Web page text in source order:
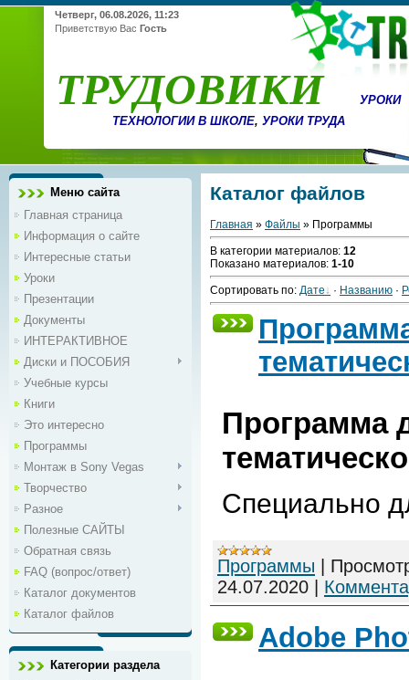
Четверг, 06.08.2026, 11:23
Приветствую Вас Гость
ТРУДОВИКИ
УРОКИ
ТЕХНОЛОГИИ В ШКОЛЕ, УРОКИ ТРУДА
Меню сайта
Главная страница
Информация о сайте
Интересные статьи
Уроки
Презентации
Документы
ИНТЕРАКТИВНОЕ
Диски и ПОСОБИЯ
Учебные курсы
Книги
Это интересно
Программы
Монтаж в Sony Vegas
Творчество
Разное
Полезные САЙТЫ
Обратная связь
FAQ (вопрос/ответ)
Каталог документов
Каталог файлов
Категории раздела
Каталог файлов
Главная » Файлы » Программы
В категории материалов: 12
Показано материалов: 1-10
Сортировать по: Дате · Названию ·
Программа
Специально
Программы
24.07.2020
Adobe